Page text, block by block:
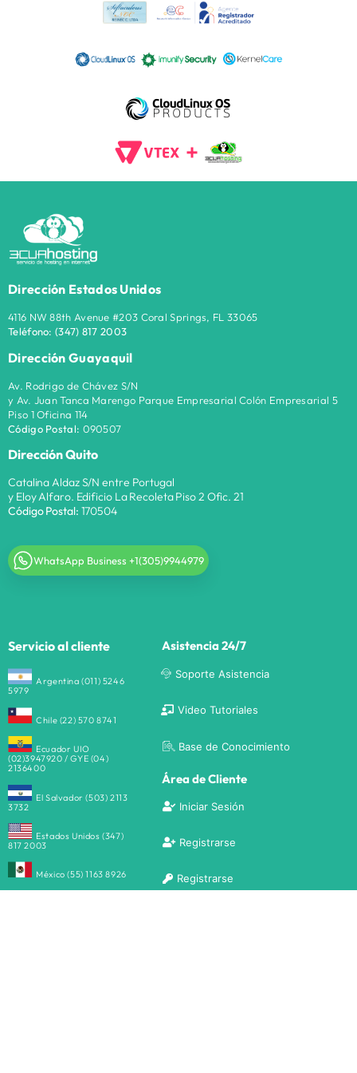
Dirección Estados Unidos
4116 NW 88th Avenue #203 Coral Springs, FL 33065
Teléfono: (347) 817 2003
Dirección Guayaquil
Av. Rodrigo de Chávez S/N
y Av. Juan Tanca Marengo Parque Empresarial Colón Empresarial 5
Piso 1 Oficina 114
Código Postal: 090507
Dirección Quito
Catalina Aldaz S/N entre Portugal
y Eloy Alfaro. Edificio La Recoleta Piso 2 Ofic. 21
Código Postal: 170504
WhatsApp Business +1(305)9944979
Servicio al cliente
Argentina (011) 5246
5979
Chile (22) 570 8741
Ecuador UIO
(02)3947920 / GYE (04)
2136400
El Salvador (503) 2113
3732
Estados Unidos (347)
817 2003
México (55) 1163 8926
Asistencia 24/7
Soporte Asistencia
Video Tutoriales
Base de Conocimiento
Área de Cliente
Iniciar Sesión
Registrarse
Registrarse